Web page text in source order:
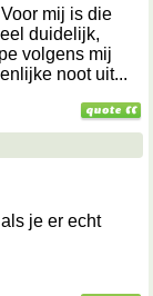
mij is die
duidelijk,
volgens mij
noot uit...
je er echt